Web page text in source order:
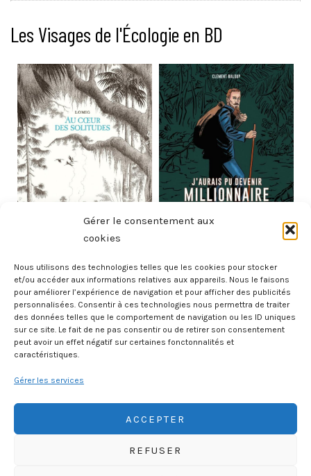
Gérer le consentement aux
cookies
Nous utilisons des technologies telles que les cookies pour stocker
et/ou accéder aux informations relatives aux appareils. Nous le faisons
pour améliorer l’expérience de navigation et pour afficher des publicités
personnalisées. Consentir à ces technologies nous permettra de traiter
des données telles que le comportement de navigation ou les ID uniques
sur ce site. Le fait de ne pas consentir ou de retirer son consentement
peut avoir un effet négatif sur certaines fonctonnalités et
caractéristiques.
Gérer les services
ACCEPTER
REFUSER
Les Visages de l'Écologie en BD
Au cœur des solitudes
J'aurais pu devenir
millionnaire, j'ai choisi
d'être vagabond